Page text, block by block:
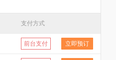
支付方式
前台支付 立即预订